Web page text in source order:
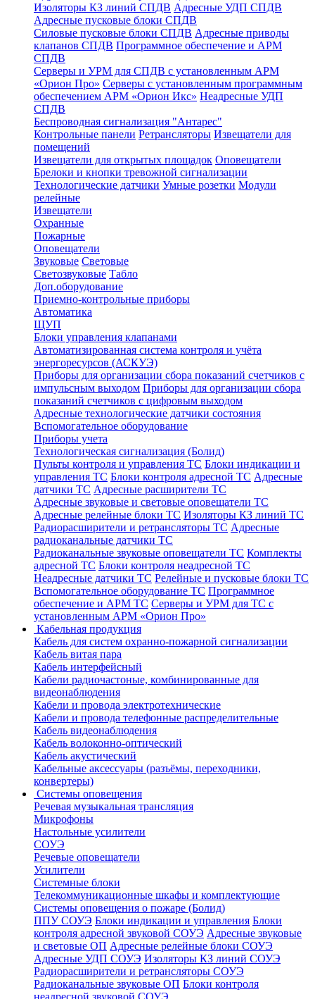
Изоляторы КЗ линий СПДВ Адресные УДП СПДВ
Адресные пусковые блоки СПДВ
Силовые пусковые блоки СПДВ Адресные приводы
клапанов СПДВ Программное обеспечение и АРМ
СПДВ
Серверы и УРМ для СПДВ с установленным АРМ
«Орион Про» Серверы с установленным программным
обеспечением АРМ «Орион Икс» Неадресные УДП
СПДВ
Беспроводная сигнализация "Антарес"
Контрольные панели Ретрансляторы Извещатели для
помещений
Извещатели для открытых площадок Оповещатели
Брелоки и кнопки тревожной сигнализации
Технологические датчики Умные розетки Модули
релейные
Извещатели
Охранные
Пожарные
Оповещатели
Звуковые Световые
Светозвуковые Табло
Доп.оборудование
Приемно-контрольные приборы
Автоматика
ЩУП
Блоки управления клапанами
Автоматизированная система контроля и учёта
энергоресурсов (АСКУЭ)
Приборы для организации сбора показаний счетчиков с
импульсным выходом Приборы для организации сбора
показаний счетчиков с цифровым выходом
Адресные технологические датчики состояния
Вспомогательное оборудование
Приборы учета
Технологическая сигнализация (Болид)
Пульты контроля и управления ТС Блоки индикации и
управления ТС Блоки контроля адресной ТС Адресные
датчики ТС Адресные расширители ТС
Адресные звуковые и световые оповещатели ТС
Адресные релейные блоки ТС Изоляторы КЗ линий ТС
Радиорасширители и ретрансляторы ТС Адресные
радиоканальные датчики ТС
Радиоканальные звуковые оповещатели ТС Комплекты
адресной ТС Блоки контроля неадресной ТС
Неадресные датчики ТС Релейные и пусковые блоки ТС
Вспомогательное оборудование ТС Программное
обеспечение и АРМ ТС Серверы и УРМ для ТС с
установленным АРМ «Орион Про»
Кабельная продукция
Кабель для систем охранно-пожарной сигнализации
Кабель витая пара
Кабель интерфейсный
Кабели радиочастоные, комбинированные для
видеонаблюдения
Кабели и провода электротехнические
Кабели и провода телефонные распределительные
Кабель видеонаблюдения
Кабель волоконно-оптический
Кабель акустический
Кабельные аксессуары (разъёмы, переходники,
конвертеры)
Системы оповещения
Речевая музыкальная трансляция
Микрофоны
Настольные усилители
СОУЭ
Речевые оповещатели
Усилители
Системные блоки
Телекоммуникационные шкафы и комплектующие
Системы оповещения о пожаре (Болид)
ППУ СОУЭ Блоки индикации и управления Блоки
контроля адресной звуковой СОУЭ Адресные звуковые
и световые ОП Адресные релейные блоки СОУЭ
Адресные УДП СОУЭ Изоляторы КЗ линий СОУЭ
Радиорасширители и ретрансляторы СОУЭ
Радиоканальные звуковые ОП Блоки контроля
неадресной звуковой СОУЭ